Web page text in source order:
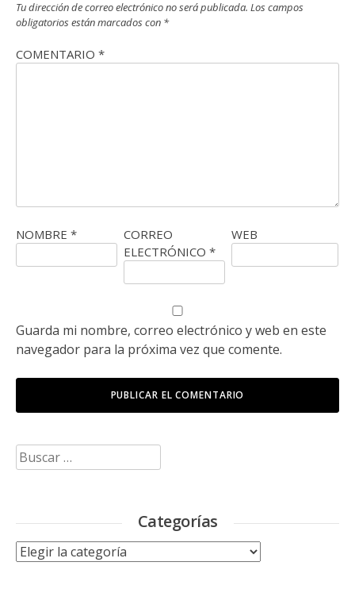
Tu dirección de correo electrónico no será publicada. Los campos
obligatorios están marcados con *
COMENTARIO *
NOMBRE *
CORREO
ELECTRÓNICO *
WEB
Guarda mi nombre, correo electrónico y web en este
navegador para la próxima vez que comente.
Buscar:
Categorías
Categorías